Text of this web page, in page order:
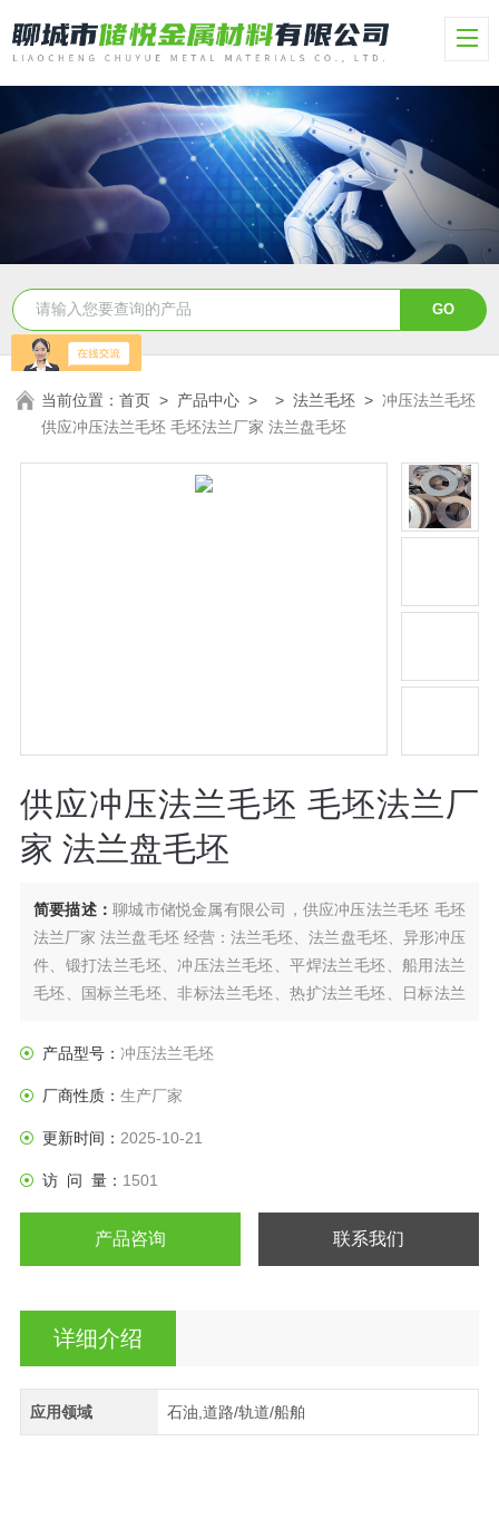
当前位置：首页 > 产品中心 > >法兰毛坯 >冲压法兰毛坯
供应冲压法兰毛坯 毛坯法兰厂家 法兰盘毛坯
供应冲压法兰毛坯 毛坯法兰厂
家 法兰盘毛坯
简要描述：聊城市储悦金属有限公司，供应冲压法兰毛坯 毛坯
法兰厂家 法兰盘毛坯 经营：法兰毛坯、法兰盘毛坯、异形冲压
件、锻打法兰毛坯、冲压法兰毛坯、平焊法兰毛坯、船用法兰
毛坯、国标兰毛坯、非标法兰毛坯、热扩法兰毛坯、日标法兰
产品型号： 冲压法兰毛坯
厂商性质： 生产厂家
更新时间： 2025-10-21
访 问 量： 1501
产品咨询 联系我们
详细介绍
应用领域 石油,道路/轨道/船舶